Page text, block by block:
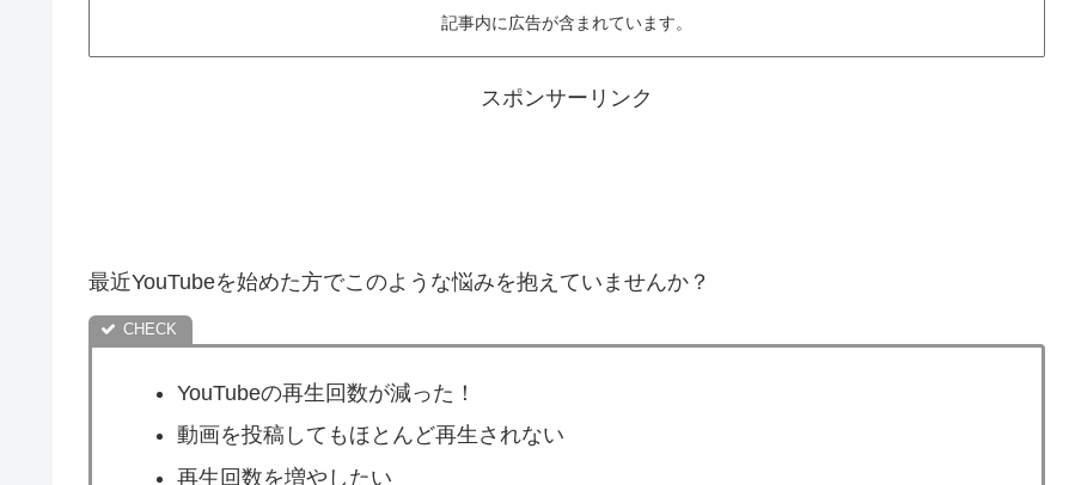
記事内に広告が含まれています。
スポンサーリンク
最近YouTubeを始めた方でこのような悩みを抱えていませんか？
YouTubeの再生回数が減った！
動画を投稿してもほとんど再生されない
再生回数を増やしたい